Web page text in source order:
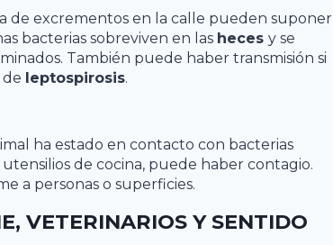
de excrementos en la calle pueden suponer
bacterias sobreviven en las heces y se
También puede haber transmisión si
de leptospirosis.
ha estado en contacto con bacterias
de cocina, puede haber contagio.
a personas o superficies.
VETERINARIOS Y SENTIDO